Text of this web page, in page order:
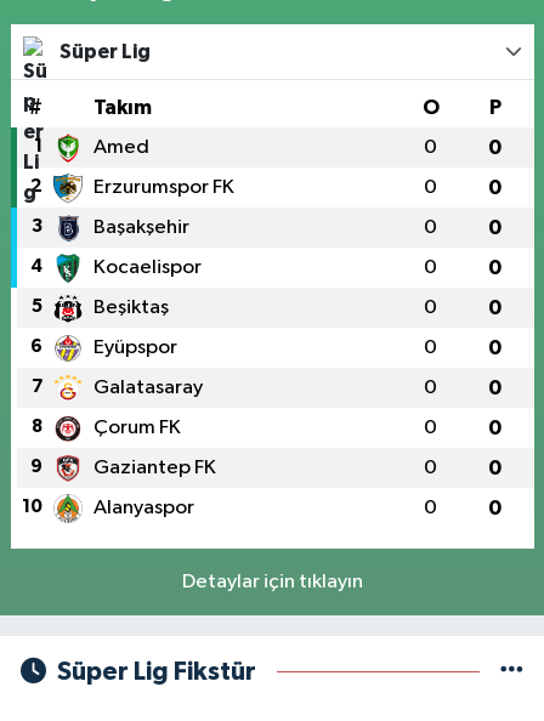
Süper Lig
# Takım O P
1 Amed 0 0
2 Erzurumspor FK 0 0
3 Başakşehir 0 0
4 Kocaelispor 0 0
5 Beşiktaş 0 0
6 Eyüpspor 0 0
7 Galatasaray 0 0
8 Çorum FK 0 0
9 Gaziantep FK 0 0
10 Alanyaspor 0 0
Detaylar için tıklayın
Süper Lig Fikstür